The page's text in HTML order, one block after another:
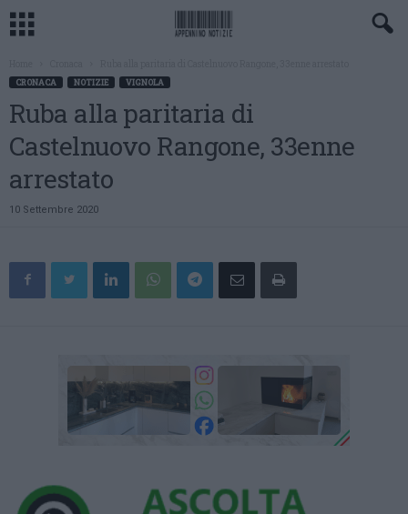
CRONACA NOTIZIE VIGNOLA
Ruba alla paritaria di
Castelnuovo Rangone, 33enne
arrestato
10 Settembre 2020